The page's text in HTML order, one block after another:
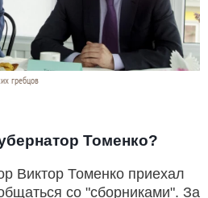
гребцов
Томенко?
Виктор Томенко приехал
со "сборниками". За